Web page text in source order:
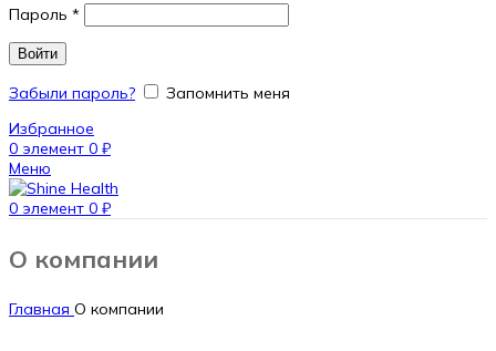
Пароль *
Войти
Забыли пароль?
Запомнить меня
Избранное
0 элемент 0 ₽
Меню
0 элемент 0 ₽
О компании
Главная О компании